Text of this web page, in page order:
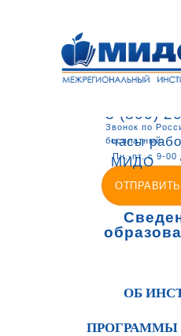
8 (800)
Звонок по
бесплатный
часы
МИДО
Пн.-пт. с 9-00
ОБ
ПРОГРАММЫ